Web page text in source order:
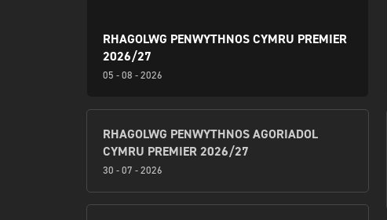
RHAGOLWG PENWYTHNOS CYMRU PREMIER
2026/27
05 - 08 - 2026
RHAGOLWG PENWYTHNOS AGORIADOL
CYMRU PREMIER 2026/27
30 - 07 - 2026